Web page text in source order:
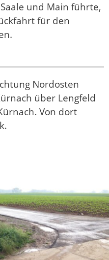
und Main führte,
für den
Nordosten
über Lengfeld
Von dort